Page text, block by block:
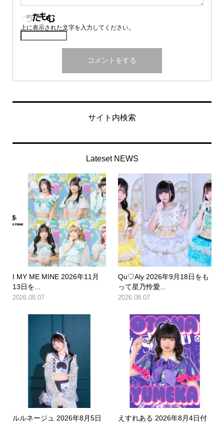
上に表示された文字を入力してください。
サイト内検索
Lateset NEWS
I MY ME MINE 2026年11月
13日を...
2026.08.07
Qu♡Aly 2026年9月18日をも
って星乃怜愛...
2026.08.07
ルルネージュ 2026年8月5日
えすれある 2026年8月4日付